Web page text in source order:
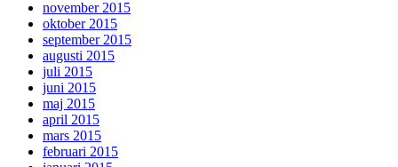
november 2015
oktober 2015
september 2015
augusti 2015
juli 2015
juni 2015
maj 2015
april 2015
mars 2015
februari 2015